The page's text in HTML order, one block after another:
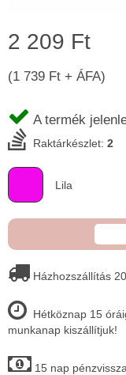
2 209 Ft
(1 739 Ft + ÁFA)
A termék
Raktárkészlet: 2
Lila
Házhozszállítás
Hétköznap 15
munkanap kiszállítjuk!
15 nap